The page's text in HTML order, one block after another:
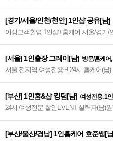
[경기/서울/인천/천안] 1인샵 공유[남]
여성고객환영 1인샵+홈케어 서울/경기
[서울] 1인출장 그레이[남] 방문/홈케어
서울 전지역 여성전용~! 24시 홈케어(남) 여성고객환영 실
[부산] 1인홈&샵 킹덤[남] 여성전용, 1
24시 여성전문 할인EVENT 실력파(남)
[부산/울산/경남] 1인홈케어 호준쌤[